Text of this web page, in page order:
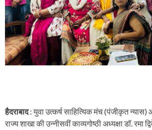
हैदराबाद: युवा उत्कर्ष साहित्यिक मंच (पंजीकृत
राज्य शाखा की उन्नीसवीं काव्यगोष्ठी अध्यक्षा डॉ. रमा